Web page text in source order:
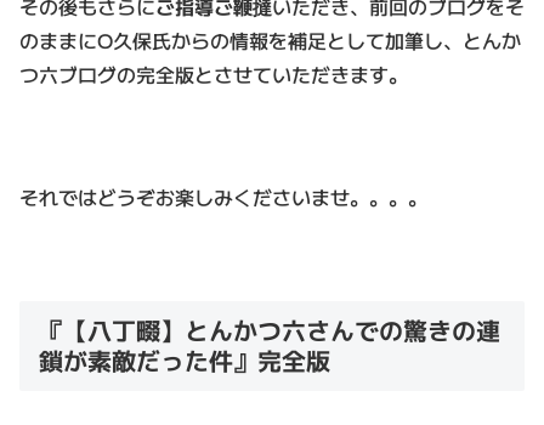
のままにO久保氏からの情報を補足として加筆し、とんか
つ六ブログの完全版とさせていただきます。
それではどうぞお楽しみくださいませ。。。。
『【八丁畷】とんかつ六さんでの驚きの連
鎖が素敵だった件』完全版